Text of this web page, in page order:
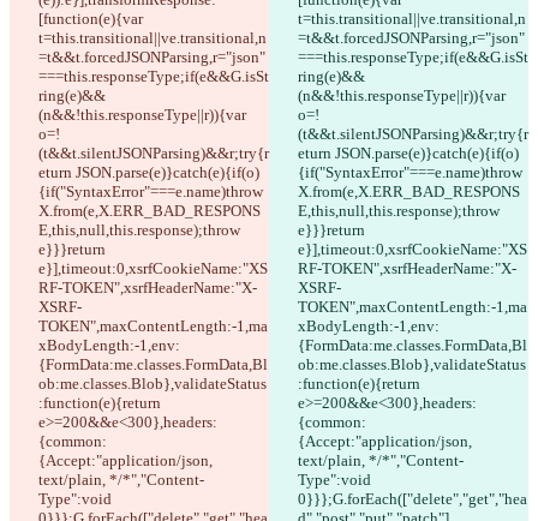
[function(e){var
t=this.transitional||ve.transitional,n
=t&&t.forcedJSONParsing,r="json"
===this.responseType;if(e&&G.isSt
ring(e)&&
(n&&!this.responseType||r)){var
o=!
(t&&t.silentJSONParsing)&&r;try{r
eturn JSON.parse(e)}catch(e){if(o)
{if("SyntaxError"===e.name)throw
X.from(e,X.ERR_BAD_RESPONS
E,this,null,this.response);throw
e}}}return
e}],timeout:0,xsrfCookieName:"XS
RF-TOKEN",xsrfHeaderName:"X-
XSRF-
TOKEN",maxContentLength:-1,ma
xBodyLength:-1,env:
{FormData:me.classes.FormData,Bl
ob:me.classes.Blob},validateStatus
:function(e){return
e>=200&&e<300},headers:
{common:
{Accept:"application/json,
text/plain, */*","Content-
Type":void
t=this.transitional||ve.transitional,n
=t&&t.forcedJSONParsing,r="json"
===this.responseType;if(e&&G.isSt
ring(e)&&
(n&&!this.responseType||r)){var
o=!
(t&&t.silentJSONParsing)&&r;try{r
eturn JSON.parse(e)}catch(e){if(o)
{if("SyntaxError"===e.name)throw
X.from(e,X.ERR_BAD_RESPONS
E,this,null,this.response);throw
e}}}return
e}],timeout:0,xsrfCookieName:"XS
RF-TOKEN",xsrfHeaderName:"X-
XSRF-
TOKEN",maxContentLength:-1,ma
xBodyLength:-1,env:
{FormData:me.classes.FormData,Bl
ob:me.classes.Blob},validateStatus
:function(e){return
e>=200&&e<300},headers:
{common:
{Accept:"application/json,
text/plain, */*","Content-
Type":void
0}}};G.forEach(["delete","get","hea